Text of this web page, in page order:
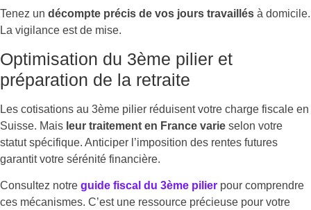
Tenez un décompte précis de vos jours travaillés à domicile.
La vigilance est de mise.
Optimisation du 3ème pilier et
préparation de la retraite
Les cotisations au 3ème pilier réduisent votre charge fiscale en
Suisse. Mais leur traitement en France varie selon votre
statut spécifique. Anticiper l’imposition des rentes futures
garantit votre sérénité financière.
Consultez notre guide fiscal du 3ème pilier pour comprendre
ces mécanismes. C’est une ressource précieuse pour votre